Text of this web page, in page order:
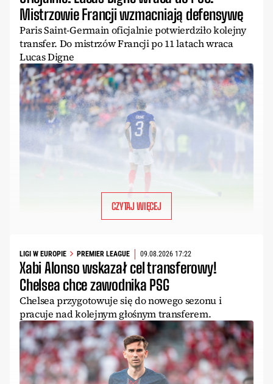
Mistrzowie Francji wzmacniają defensywę
Paris Saint-Germain oficjalnie potwierdziło kolejny
transfer. Do mistrzów Francji po 11 latach wraca
Lucas Digne
CZYTAJ WIĘCEJ
LIGI W EUROPIE PREMIER LEAGUE 09.08.2026 17:22
Xabi Alonso wskazał cel transferowy!
Chelsea chce zawodnika PSG
Chelsea przygotowuje się do nowego sezonu i
pracuje nad kolejnym głośnym transferem.